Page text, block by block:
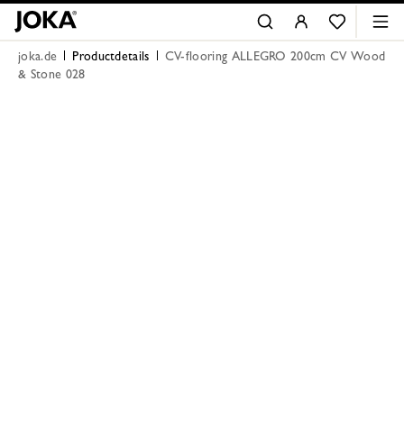
joka.de Productdetails
CV-flooring ALLEGRO 200cm CV Wood
& Stone 028